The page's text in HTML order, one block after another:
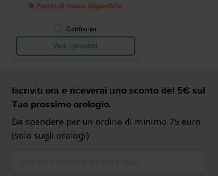
● Presto di nuovo disponibile
Confronta
Vedi i prodotti
Iscriviti ora e riceverai uno sconto del 5€ sul
Tuo prossimo orologio.
Da spendere per un ordine di minimo 75 euro
(solo sugli orologi)